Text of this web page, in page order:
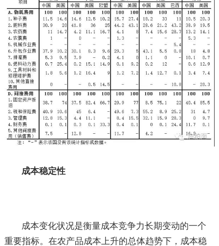
成本稳定性
成本变化状况是衡量成本竞争力长期变动的一个
重要指标。在农产品成本上升的总体趋势下，成本稳